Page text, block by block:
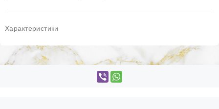
Характеристики